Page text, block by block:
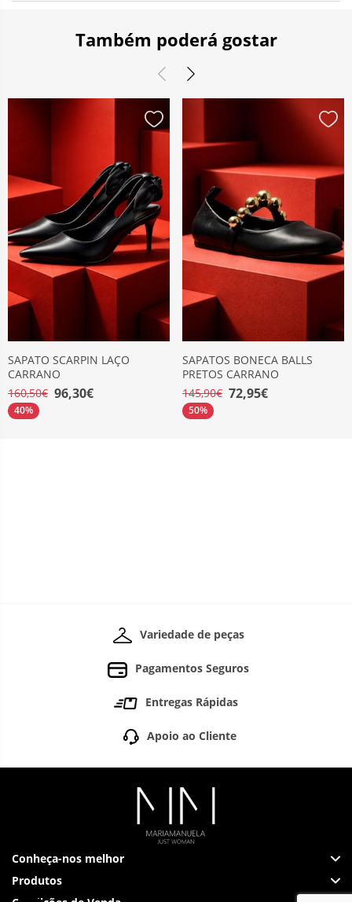
Também poderá gostar
SAPATO SCARPIN LAÇO
CARRANO
160,50€ 96,30€
40%
SAPATOS BONECA BALLS
PRETOS CARRANO
145,90€ 72,95€
50%
Variedade de peças
Pagamentos Seguros
Entregas Rápidas
Apoio ao Cliente
Conheça-nos melhor
Produtos